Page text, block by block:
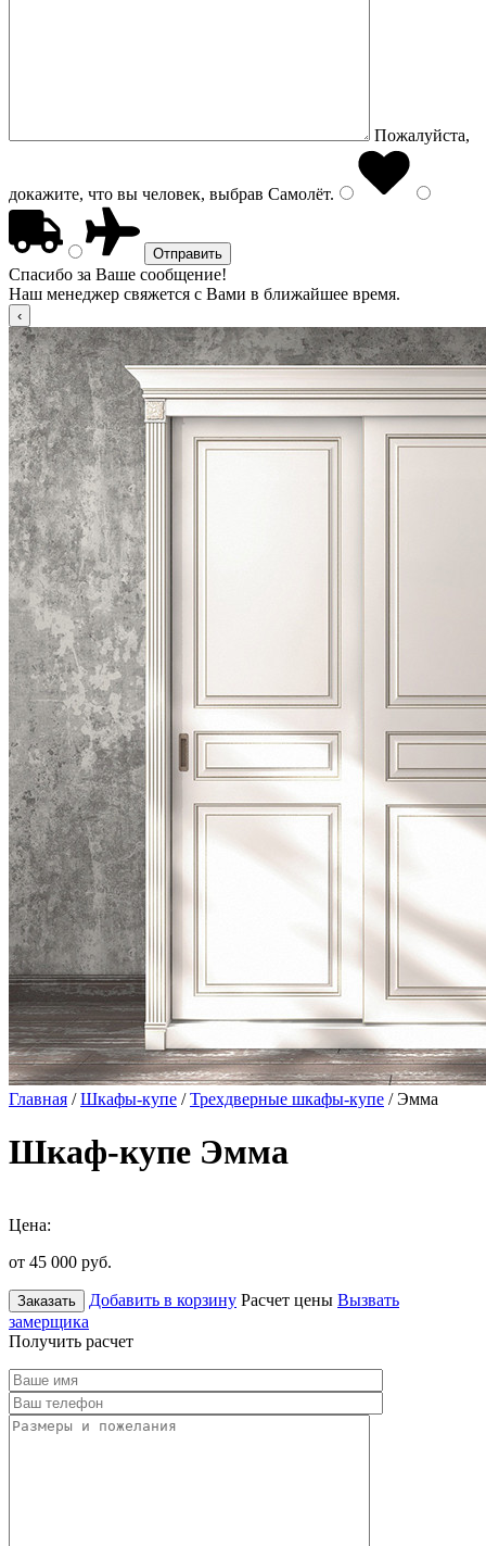
Пожалуйста,
докажите, что вы человек, выбрав Самолёт.
Спасибо за Ваше сообщение!
Наш менеджер свяжется с Вами в ближайшее время.
Главная /Шкафы-купе /Трехдверные шкафы-купе / Эмма
Шкаф-купе Эмма
Цена:
от 45 000 руб.
Заказать Добавить в корзину Расчет цены Вызвать
замерщика
Получить расчет